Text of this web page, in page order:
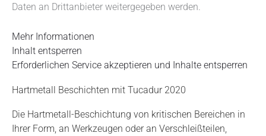
Daten an Drittanbieter weitergegeben werden.
Mehr Informationen
Inhalt entsperren
Erforderlichen Service akzeptieren und Inhalte entsperren
Hartmetall Beschichten mit Tucadur 2020
Die Hartmetall-Beschichtung von kritischen Bereichen in
Ihrer Form, an Werkzeugen oder an Verschleißteilen,